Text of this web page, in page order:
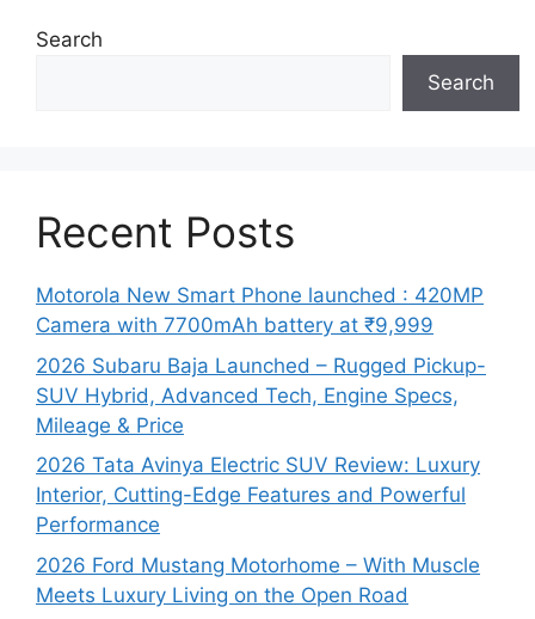
Search
Search
Recent Posts
Motorola New Smart Phone launched : 420MP
Camera with 7700mAh battery at ₹9,999
2026 Subaru Baja Launched – Rugged Pickup-
SUV Hybrid, Advanced Tech, Engine Specs,
Mileage & Price
2026 Tata Avinya Electric SUV Review: Luxury
Interior, Cutting-Edge Features and Powerful
Performance
2026 Ford Mustang Motorhome – With Muscle
Meets Luxury Living on the Open Road